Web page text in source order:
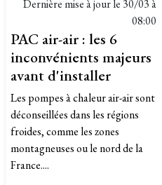
Dernière mise à jour le 30/03 à
08:00
PAC air-air : les 6
inconvénients majeurs
avant d'installer
Les pompes à chaleur air-air sont
déconseillées dans les régions
froides, comme les zones
montagneuses ou le nord de la
France....